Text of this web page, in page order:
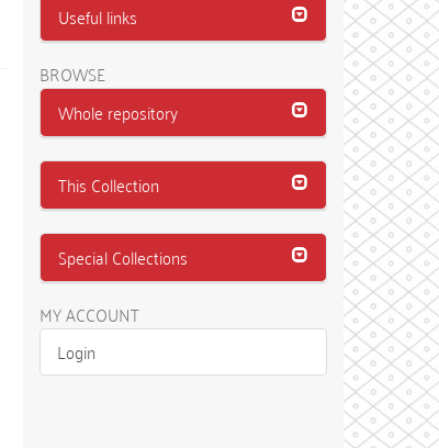
Useful links
BROWSE
Whole repository
This Collection
Special Collections
MY ACCOUNT
Login